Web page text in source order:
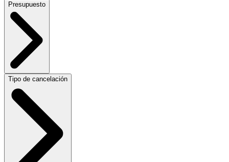
Presupuesto
Tipo de cancelación